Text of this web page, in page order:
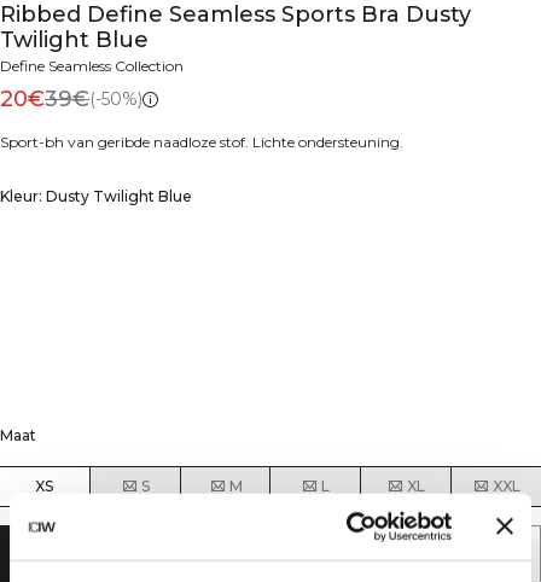
Ribbed Define Seamless Sports Bra Dusty
Twilight Blue
Define Seamless Collection
20€39€(-50%)
Sport-bh van geribde naadloze stof. Lichte ondersteuning.
Kleur: Dusty Twilight Blue
Maat
XS S M L XL XXL